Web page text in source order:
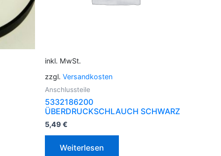
inkl. MwSt.
zzgl. Versandkosten
Anschlussteile
5332186200
ÜBERDRUCKSCHLAUCH SCHWARZ
5,49 €
Weiterlesen